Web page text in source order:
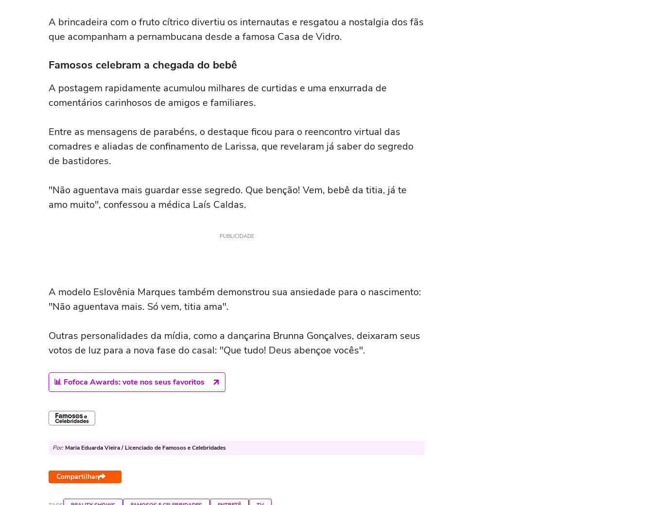
A brincadeira com o fruto cítrico divertiu os internautas e resgatou a nostalgia dos fãs
que acompanham a pernambucana desde a famosa Casa de Vidro.
Famosos celebram a chegada do bebê
A postagem rapidamente acumulou milhares de curtidas e uma enxurrada de
comentários carinhosos de amigos e familiares.
Entre as mensagens de parabéns, o destaque ficou para o reencontro virtual das
comadres e aliadas de confinamento de Larissa, que revelaram já saber do segredo
de bastidores.
"Não aguentava mais guardar esse segredo. Que benção! Vem, bebê da titia, já te
amo muito", confessou a médica Laís Caldas.
PUBLICIDADE
A modelo Eslovênia Marques também demonstrou sua ansiedade para o nascimento:
"Não aguentava mais. Só vem, titia ama".
Outras personalidades da mídia, como a dançarina Brunna Gonçalves, deixaram seus
votos de luz para a nova fase do casal: "Que tudo! Deus abençoe vocês".
📊 Fofoca Awards: vote nos seus favoritos
Por: Maria Eduarda Vieira / Licenciado de Famosos e Celebridades
Compartilhar